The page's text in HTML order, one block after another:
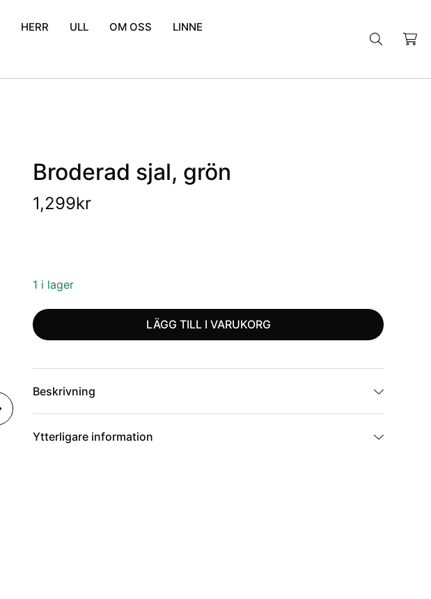
HERR ULL OM OSS
LINNE
efter:
Broderad sjal, grön
1,299kr
1 i lager
LÄGG TILL I VARUKORG
Beskrivning
Ytterligare information